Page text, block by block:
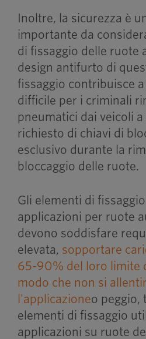
Inoltre, la sicurezza è
importante da
di fissaggio delle ruote
design antifurto di
fissaggio contribuisce
difficile per i criminali
pneumatici dai veicoli
richiesto di chiavi di
esclusivo durante la
bloccaggio delle ruote.
Gli elementi di
applicazioni per ruote
devono soddisfare
elevata, sopportare
65-90% del loro limite
modo che non si
l'applicazioneo peggio,
elementi di fissaggio
applicazioni su ruote